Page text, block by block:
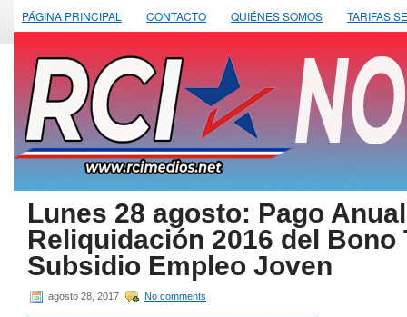
PÁGINA PRINCIPAL CONTACTO QUIÉNES SOMOS TARIFAS
Lunes 28 agosto: Pago
Reliquidación 2016 del Bono
Subsidio Empleo Joven
agosto 28, 2017 No comments